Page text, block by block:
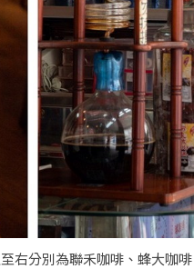
右分別為聯禾咖啡、蜂大咖